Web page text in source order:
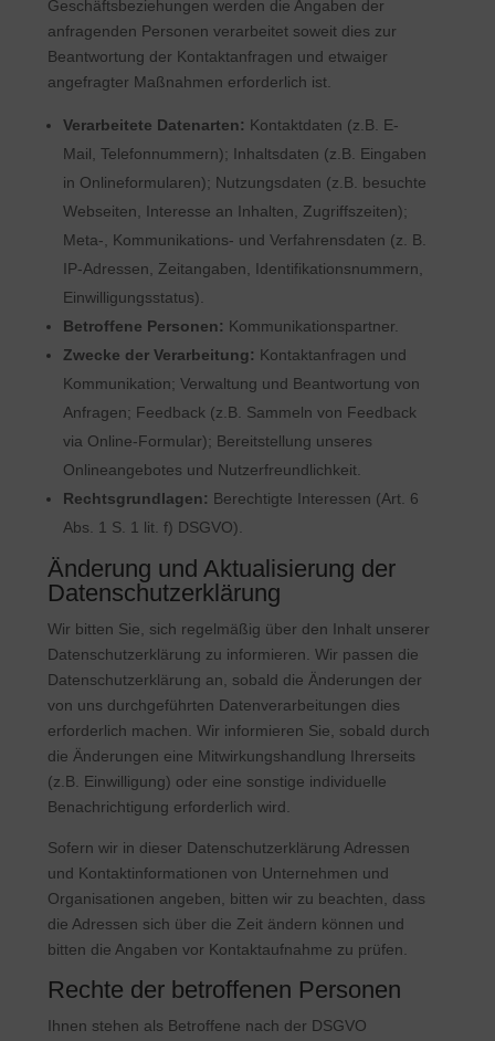
Geschäftsbeziehungen werden die Angaben der
anfragenden Personen verarbeitet soweit dies zur
Beantwortung der Kontaktanfragen und etwaiger
angefragter Maßnahmen erforderlich ist.
Verarbeitete Datenarten: Kontaktdaten (z.B. E-
Mail, Telefonnummern); Inhaltsdaten (z.B. Eingaben
in Onlineformularen); Nutzungsdaten (z.B. besuchte
Webseiten, Interesse an Inhalten, Zugriffszeiten);
Meta-, Kommunikations- und Verfahrensdaten (z. B.
IP-Adressen, Zeitangaben, Identifikationsnummern,
Einwilligungsstatus).
Betroffene Personen: Kommunikationspartner.
Zwecke der Verarbeitung: Kontaktanfragen und
Kommunikation; Verwaltung und Beantwortung von
Anfragen; Feedback (z.B. Sammeln von Feedback
via Online-Formular); Bereitstellung unseres
Onlineangebotes und Nutzerfreundlichkeit.
Rechtsgrundlagen: Berechtigte Interessen (Art. 6
Abs. 1 S. 1 lit. f) DSGVO).
Änderung und Aktualisierung der
Datenschutzerklärung
Wir bitten Sie, sich regelmäßig über den Inhalt unserer
Datenschutzerklärung zu informieren. Wir passen die
Datenschutzerklärung an, sobald die Änderungen der
von uns durchgeführten Datenverarbeitungen dies
erforderlich machen. Wir informieren Sie, sobald durch
die Änderungen eine Mitwirkungshandlung Ihrerseits
(z.B. Einwilligung) oder eine sonstige individuelle
Benachrichtigung erforderlich wird.
Sofern wir in dieser Datenschutzerklärung Adressen
und Kontaktinformationen von Unternehmen und
Organisationen angeben, bitten wir zu beachten, dass
die Adressen sich über die Zeit ändern können und
bitten die Angaben vor Kontaktaufnahme zu prüfen.
Rechte der betroffenen Personen
Ihnen stehen als Betroffene nach der DSGVO